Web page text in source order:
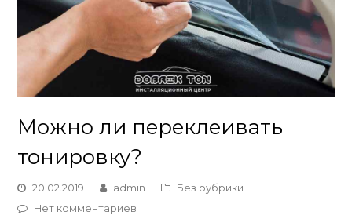
Можно ли переклеивать
тонировку?
20.02.2019 admin
Без рубрики
Нет комментариев